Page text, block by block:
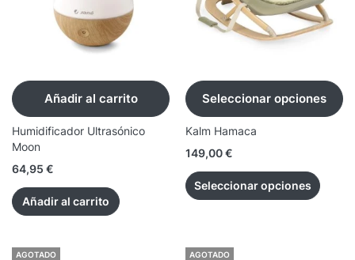
Añadir al carrito
Humidificador Ultrasónico
Moon
64,95 €
Añadir al carrito
Seleccionar opciones
Kalm Hamaca
149,00€
Seleccionar opciones
AGOTADO AGOTADO